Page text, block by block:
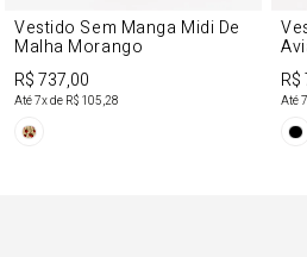
Vestido Sem Manga Midi De
Malha Morango
R$ 737,00
Até7x de R$ 105,28
R$
Até7